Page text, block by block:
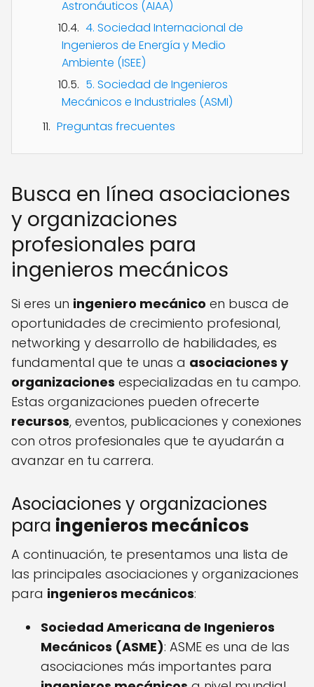
Astronáuticos (AIAA)
4. Sociedad Internacional de
Ingenieros de Energía y Medio
Ambiente (ISEE)
5. Sociedad de Ingenieros
Mecánicos e Industriales (ASMI)
Preguntas frecuentes
Busca en línea asociaciones
y organizaciones
profesionales para
ingenieros mecánicos
Si eres un ingeniero mecánico en busca de
oportunidades de crecimiento profesional,
networking y desarrollo de habilidades, es
fundamental que te unas a asociaciones y
organizaciones especializadas en tu campo.
Estas organizaciones pueden ofrecerte
recursos, eventos, publicaciones y conexiones
con otros profesionales que te ayudarán a
avanzar en tu carrera.
Asociaciones y organizaciones
para ingenieros mecánicos
A continuación, te presentamos una lista de
las principales asociaciones y organizaciones
para ingenieros mecánicos:
Sociedad Americana de Ingenieros
Mecánicos (ASME): ASME es una de las
asociaciones más importantes para